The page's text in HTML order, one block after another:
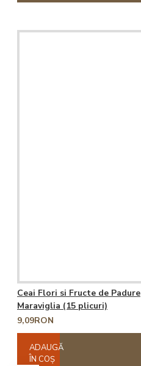
Ceai Flori si Fructe de Padure
Maraviglia (15 plicuri)
9,09RON
ADAUGĂ
ÎN COŞ